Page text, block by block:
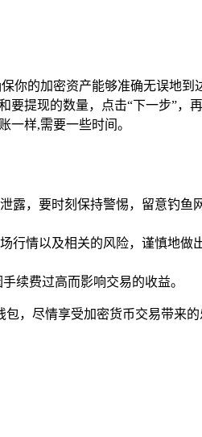
你的加密资产能够准确无误地到
要提现的数量，点击“下一步”，
一样,需要一些时间。
露，要时刻保持警惕，留意钓鱼
行情以及相关的风险，谨慎地做
续费过高而影响交易的收益。
，尽情享受加密货币交易带来